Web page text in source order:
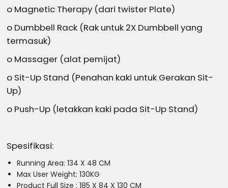
o Magnetic Therapy (dari twister Plate)
o Dumbbell Rack (Rak untuk 2X Dumbbell yang
termasuk)
o Massager (alat pemijat)
o Sit-Up Stand (Penahan kaki untuk Gerakan Sit-
Up)
o Push-Up (letakkan kaki pada Sit-Up Stand)
Spesifikasi:
Running Area: 134 X 48 CM
Max User Weight: 130KG
Product Full Size : 185 X 84 X 130 CM